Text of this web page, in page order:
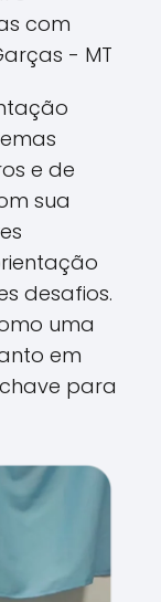
com
- MT
e de
sua
desafios.
uma
em
para